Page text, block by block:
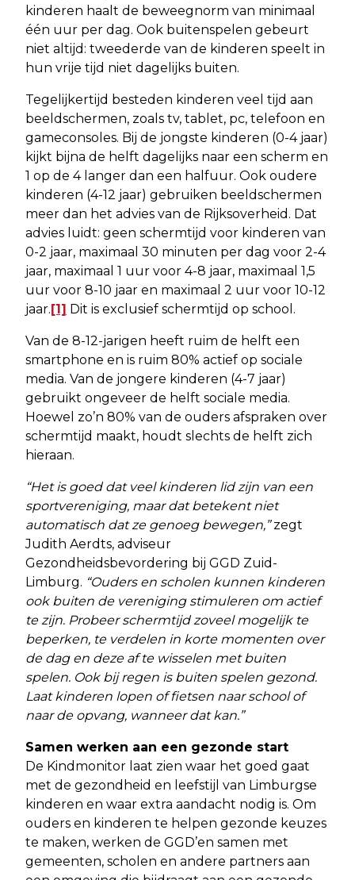
kinderen haalt de beweegnorm van minimaal
één uur per dag. Ook buitenspelen gebeurt
niet altijd: tweederde van de kinderen speelt in
hun vrije tijd niet dagelijks buiten.
Tegelijkertijd besteden kinderen veel tijd aan
beeldschermen, zoals tv, tablet, pc, telefoon en
gameconsoles. Bij de jongste kinderen (0-4 jaar)
kijkt bijna de helft dagelijks naar een scherm en
1 op de 4 langer dan een halfuur. Ook oudere
kinderen (4-12 jaar) gebruiken beeldschermen
meer dan het advies van de Rijksoverheid. Dat
advies luidt: geen schermtijd voor kinderen van
0-2 jaar, maximaal 30 minuten per dag voor 2-4
jaar, maximaal 1 uur voor 4-8 jaar, maximaal 1,5
uur voor 8-10 jaar en maximaal 2 uur voor 10-12
jaar.[1] Dit is exclusief schermtijd op school.
Van de 8-12-jarigen heeft ruim de helft een
smartphone en is ruim 80% actief op sociale
media. Van de jongere kinderen (4-7 jaar)
gebruikt ongeveer de helft sociale media.
Hoewel zo’n 80% van de ouders afspraken over
schermtijd maakt, houdt slechts de helft zich
hieraan.
“Het is goed dat veel kinderen lid zijn van een
sportvereniging, maar dat betekent niet
automatisch dat ze genoeg bewegen,”zegt
Judith Aerdts, adviseur
Gezondheidsbevordering bij GGD Zuid-
Limburg. “Ouders en scholen kunnen kinderen
ook buiten de vereniging stimuleren om actief
te zijn. Probeer schermtijd zoveel mogelijk te
beperken, te verdelen in korte momenten over
de dag en deze af te wisselen met buiten
spelen. Ook bij regen is buiten spelen gezond.
Laat kinderen lopen of fietsen naar school of
naar de opvang, wanneer dat kan.”
Samen werken aan een gezonde start
De Kindmonitor laat zien waar het goed gaat
met de gezondheid en leefstijl van Limburgse
kinderen en waar extra aandacht nodig is. Om
ouders en kinderen te helpen gezonde keuzes
te maken, werken de GGD’en samen met
gemeenten, scholen en andere partners aan